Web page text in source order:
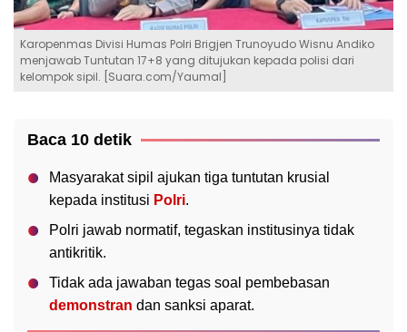
Karopenmas Divisi Humas Polri Brigjen Trunoyudo Wisnu Andiko
menjawab Tuntutan 17+8 yang ditujukan kepada polisi dari
kelompok sipil. [Suara.com/Yaumal]
Baca 10 detik
Masyarakat sipil ajukan tiga tuntutan krusial
kepada institusi Polri.
Polri jawab normatif, tegaskan institusinya tidak
antikritik.
Tidak ada jawaban tegas soal pembebasan
demonstran dan sanksi aparat.